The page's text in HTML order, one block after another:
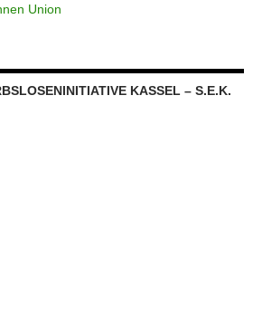
Union
KASSEL – S.E.K.